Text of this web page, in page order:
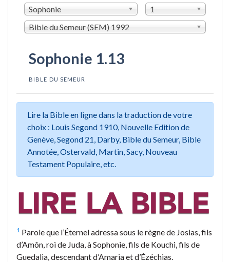
Sophonie
1
Bible du Semeur (SEM) 1992
Sophonie 1.13
BIBLE DU SEMEUR
Lire la Bible en ligne dans la traduction de votre
choix : Louis Segond 1910, Nouvelle Edition de
Genève, Segond 21, Darby, Bible du Semeur, Bible
Annotée, Ostervald, Martin, Sacy, Nouveau
Testament Populaire, etc.
1 Parole que l’Éternel adressa sous le règne de Josias, fils
d’Amôn, roi de Juda, à Sophonie, fils de Kouchi, fils de
Guedalia, descendant d’Amaria et d’Ézéchias.